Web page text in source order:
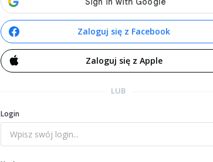
Zaloguj się z Facebook
Zaloguj się z Apple
LUB
Login